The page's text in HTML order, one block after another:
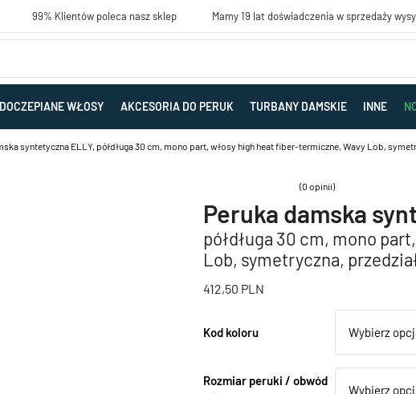
99% Klientów poleca nasz sklep Mamy 19 lat doświadczenia w sprzedaży
DOCZEPIANE WŁOSY AKCESORIA DO PERUK TURBANY DAMSKIE INNE
syntetyczna ELLY, półdługa 30 cm, mono part, włosy high heat fiber-termiczne, Wavy Lob,
(0 opinii)
Peruka damska
półdługa 30 cm, mono
Lob, symetryczna,
412,50 PLN
Kod koloru
Rozmiar peruki / obwód